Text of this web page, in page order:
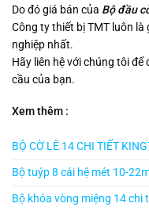
Do đó giá bán của Bộ đầu
Công ty thiết bị TMT luôn
nghiệp nhất.
Hãy liên hệ với chúng tôi
cầu của bạn.
Xem thêm :
BỘ CỜ LÊ 14 CHI TIẾT
Bộ tuýp 8 cái hệ mét 10-
Bộ khóa vòng miệng 14 chi